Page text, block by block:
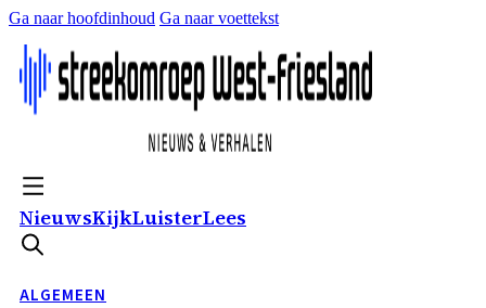
Ga naar hoofdinhoud Ga naar voettekst
NieuwsKijkLuisterLees
ALGEMEEN